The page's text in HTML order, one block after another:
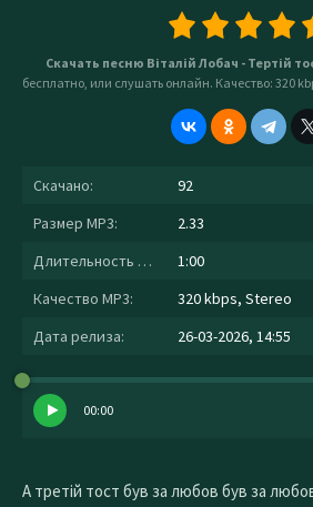
Скачать песню Віталій Лобач - Тертій
бесплатно, или слушать онлайн. Качество: 320
Скачано:
92
Размер MP3:
2.33
Длительность MP3:
1:00
Качество MP3:
320 kbps, Stereo
Дата релиза:
26-03-2026, 14:55
00:00
А третій тост був за любов був за